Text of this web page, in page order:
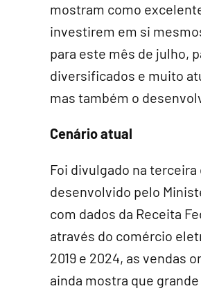
mostram como
investirem em si
para este mês de julho,
diversificados e muito
mas também o
Cenário atual
Foi divulgado na
desenvolvido pelo
com dados da Receita
através do comércio
2019 e 2024, as vendas
ainda mostra que